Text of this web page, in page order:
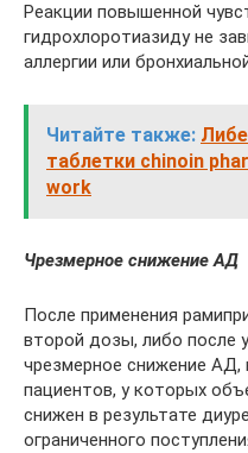
Реакции повышенной
гидрохлоротиазиду не
аллергии или
Читайте также:
таблетки chinoin
work
Чрезмерное снижение АД
После применения
второй дозы, либо после
чрезмерное снижение АД,
пациентов, у которых
снижен в результате
ограниченного